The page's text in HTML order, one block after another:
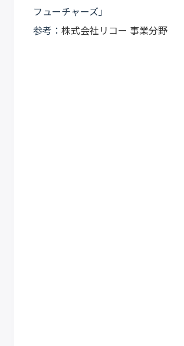
フューチャーズ」
参考： 株式会社リコー 事業分野